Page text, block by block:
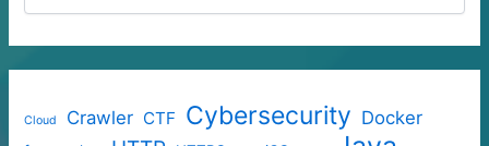
Cloud Crawler CTF Cybersecurity Docker